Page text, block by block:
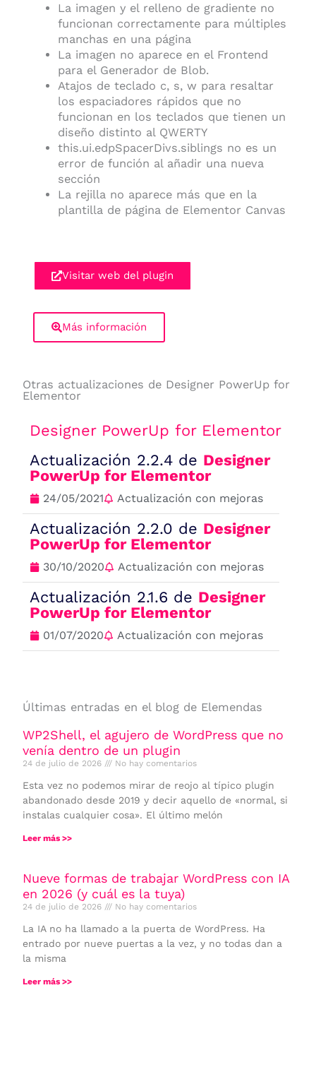
La imagen y el relleno de gradiente no
funcionan correctamente para múltiples
manchas en una página
La imagen no aparece en el Frontend
para el Generador de Blob.
Atajos de teclado c, s, w para resaltar
los espaciadores rápidos que no
funcionan en los teclados que tienen un
diseño distinto al QWERTY
this.ui.edpSpacerDivs.siblings no es un
error de función al añadir una nueva
sección
La rejilla no aparece más que en la
plantilla de página de Elementor Canvas
Visitar web del plugin
Más información
Otras actualizaciones de Designer PowerUp for
Elementor
Designer PowerUp for Elementor
Actualización 2.2.4 de Designer
PowerUp for Elementor
24/05/2021 Actualización con mejoras
Actualización 2.2.0 de Designer
PowerUp for Elementor
30/10/2020 Actualización con mejoras
Actualización 2.1.6 de Designer
PowerUp for Elementor
01/07/2020 Actualización con mejoras
Últimas entradas en el blog de Elemendas
WP2Shell, el agujero de WordPress que no
venía dentro de un plugin
24 de julio de 2026 No hay comentarios
Esta vez no podemos mirar de reojo al típico plugin
abandonado desde 2019 y decir aquello de «normal, si
instalas cualquier cosa». El último melón
Leer más >>
Nueve formas de trabajar WordPress con IA
en 2026 (y cuál es la tuya)
24 de julio de 2026 No hay comentarios
La IA no ha llamado a la puerta de WordPress. Ha
entrado por nueve puertas a la vez, y no todas dan a
la misma
Leer más >>